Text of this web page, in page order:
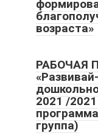
возраста»
РАБОЧАЯ
2021 /
группа)